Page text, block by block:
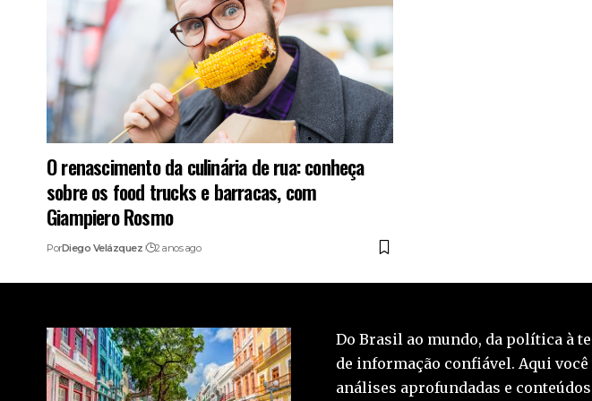
O renascimento da culinária de rua: conheça
sobre os food trucks e barracas, com
Giampiero Rosmo
PorDiego Velázquez 2 anos ago
Do Brasil ao mundo, da política à
de informação confiável. Aqui
análises aprofundadas e